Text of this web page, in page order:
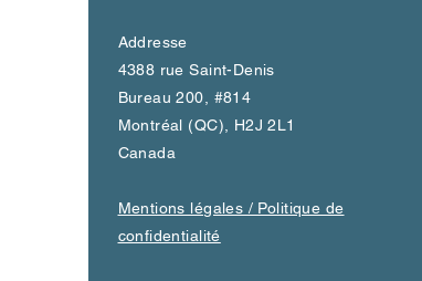
Addresse
4388 rue Saint-Denis
Bureau 200, #814
Montréal (QC), H2J 2L1
Canada
Mentions légales / Politique de
confidentialité